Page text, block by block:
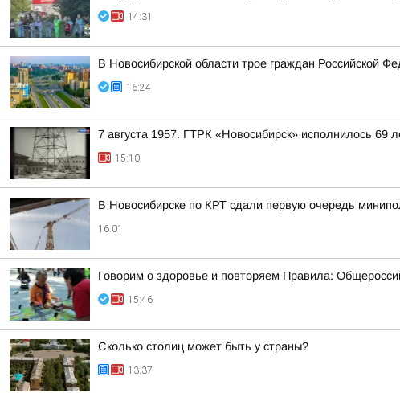
14:31
В Новосибирской области трое граждан Российской
16:24
7 августа 1957. ГТРК «Новосибирск» исполнилось 69
15:10
В Новосибирске по КРТ сдали первую очередь
16:01
Говорим о здоровье и повторяем Правила:
15:46
Сколько столиц может быть у страны?
13:37